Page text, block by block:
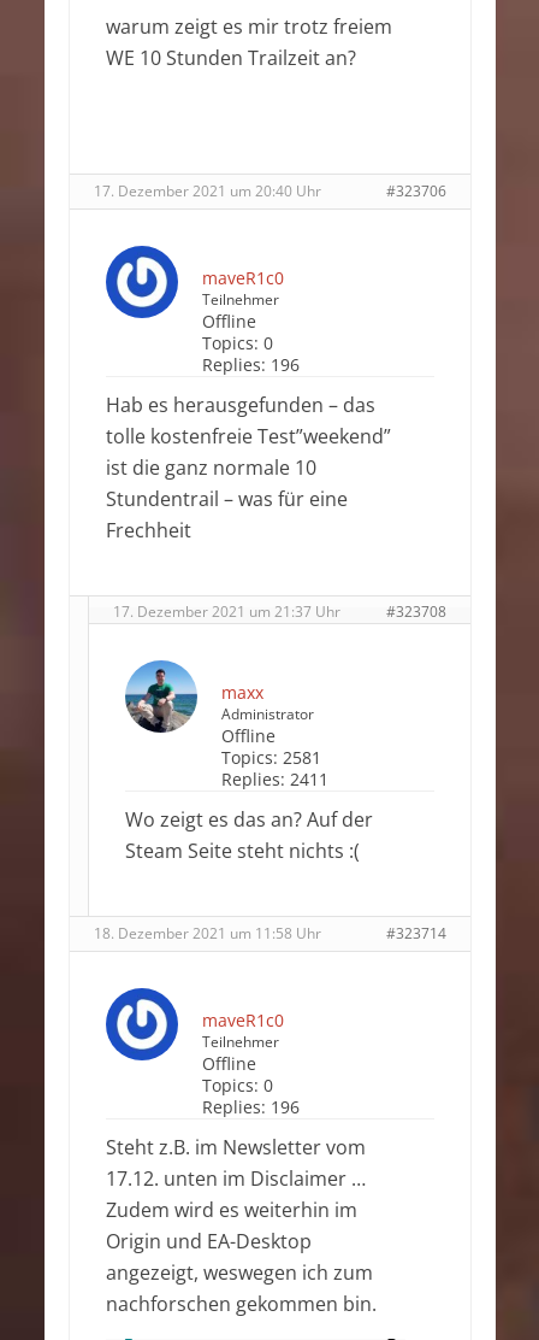
warum zeigt es mir trotz freiem
WE 10 Stunden Trailzeit an?
17. Dezember 2021 um 20:40 Uhr #323706
maveR1c0
Teilnehmer
Offline
Topics: 0
Replies: 196
Hab es herausgefunden – das
tolle kostenfreie Test”weekend”
ist die ganz normale 10
Stundentrail – was für eine
Frechheit
17. Dezember 2021 um 21:37 Uhr #323708
maxx
Administrator
Offline
Topics: 2581
Replies: 2411
Wo zeigt es das an? Auf der
Steam Seite steht nichts :(
18. Dezember 2021 um 11:58 Uhr #323714
maveR1c0
Teilnehmer
Offline
Topics: 0
Replies: 196
Steht z.B. im Newsletter vom
17.12. unten im Disclaimer …
Zudem wird es weiterhin im
Origin und EA-Desktop
angezeigt, weswegen ich zum
nachforschen gekommen bin.